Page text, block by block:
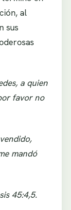
al
sus
a quien
favor no
mandó
45:4,5.